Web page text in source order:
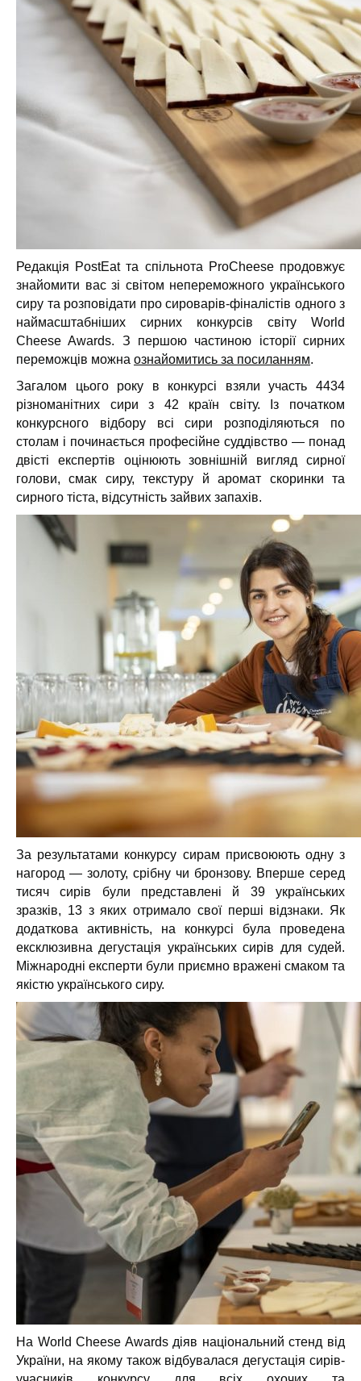
Редакція PostEat та спільнота ProCheese продовжує
знайомити вас зі світом непереможного українського
сиру та розповідати про сироварів-фіналістів одного з
наймасштабніших сирних конкурсів світу World
Cheese Awards. З першою частиною історії сирних
переможців можна ознайомитись за посиланням.
Загалом цього року в конкурсі взяли участь 4434
різноманітних сири з 42 країн світу. Із початком
конкурсного відбору всі сири розподіляються по
столам і починається професійне суддівство — понад
двісті експертів оцінюють зовнішній вигляд сирної
голови, смак сиру, текстуру й аромат скоринки та
сирного тіста, відсутність зайвих запахів.
За результатами конкурсу сирам присвоюють одну з
нагород — золоту, срібну чи бронзову. Вперше серед
тисяч сирів були представлені й 39 українських
зразків, 13 з яких отримало свої перші відзнаки. Як
додаткова активність, на конкурсі була проведена
ексклюзивна дегустація українських сирів для судей.
Міжнародні експерти були приємно вражені смаком та
якістю українського сиру.
На World Cheese Awards діяв національний стенд від
України, на якому також відбувалася дегустація сирів-